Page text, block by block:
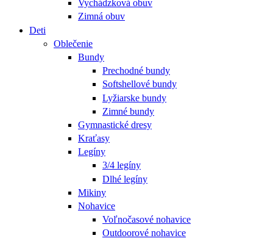
Vychádzková obuv
Zimná obuv
Deti
Oblečenie
Bundy
Prechodné bundy
Softshellové bundy
Lyžiarske bundy
Zimné bundy
Gymnastické dresy
Kraťasy
Legíny
3/4 legíny
Dlhé legíny
Mikiny
Nohavice
Voľnočasové nohavice
Outdoorové nohavice